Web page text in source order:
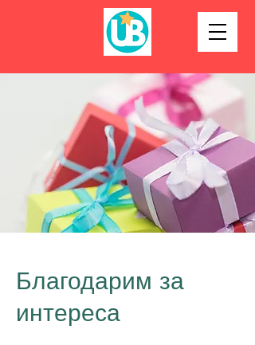
Благодарим за
интереса